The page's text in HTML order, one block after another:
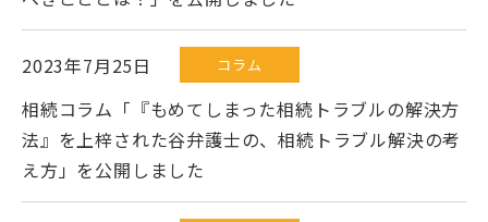
2023年7月25日 コラム
相続コラム「『もめてしまった相続トラブルの解決方
法』を上梓された谷弁護士の、相続トラブル解決の考
え方」を公開しました